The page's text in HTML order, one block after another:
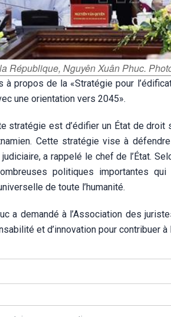
République, Nguyên Xuân Phuc.
à propos de la «Stratégie pour
une orientation vers 2045».
stratégie est d’édifier un État de
Cette stratégie vise à
a rappelé le chef de l’État.
politiques importantes
de toute l’humanité.
a demandé à l’Association des
et d’innovation pour contribuer à